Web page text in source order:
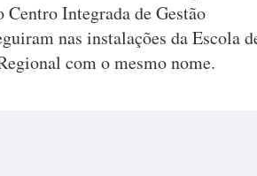
Integrada de Gestão
nas instalações da Escola
com o mesmo nome.